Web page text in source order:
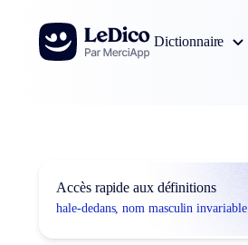
Aller au contenu
Dictionnaire
Accès rapide aux définitions
hale-dedans, nom masculin invariable